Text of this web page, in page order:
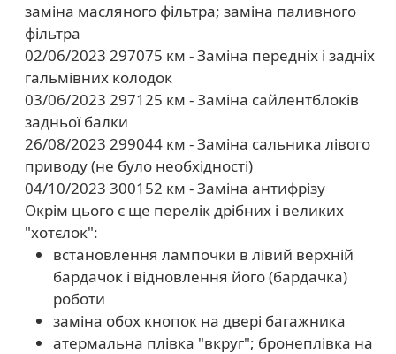
заміна масляного фільтра; заміна паливного
фільтра
02/06/2023 297075 км - Заміна передніх і задніх
гальмівних колодок
03/06/2023 297125 км - Заміна сайлентблоків
задньої балки
26/08/2023 299044 км - Заміна сальника лівого
приводу (не було необхідності)
04/10/2023 300152 км - Заміна антифрізу
Окрім цього є ще перелік дрібних і великих
"хотєлок":
встановлення лампочки в лівий верхній
бардачок і відновлення його (бардачка)
роботи
заміна обох кнопок на двері багажника
атермальна плівка "вкруг"; бронеплівка на